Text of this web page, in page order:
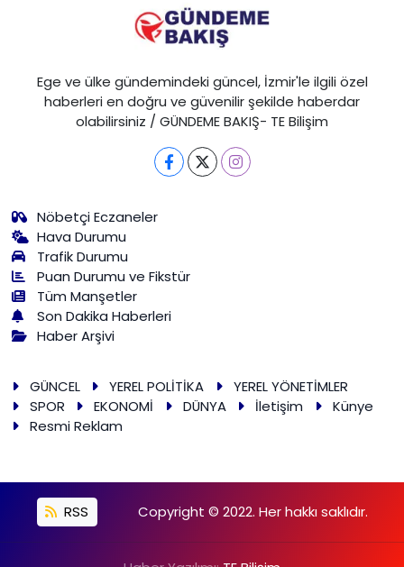
Ege ve ülke gündemindeki güncel, İzmir'le ilgili özel
haberleri en doğru ve güvenilir şekilde haberdar
olabilirsiniz / GÜNDEME BAKIŞ- TE Bilişim
Nöbetçi Eczaneler
Hava Durumu
Trafik Durumu
Puan Durumu ve Fikstür
Tüm Manşetler
Son Dakika Haberleri
Haber Arşivi
GÜNCEL YEREL POLİTİKA
YEREL YÖNETİMLER
SPOR
EKONOMİ DÜNYA İletişim
Künye
Resmi Reklam
RSS Copyright © 2022. Her hakkı saklıdır.